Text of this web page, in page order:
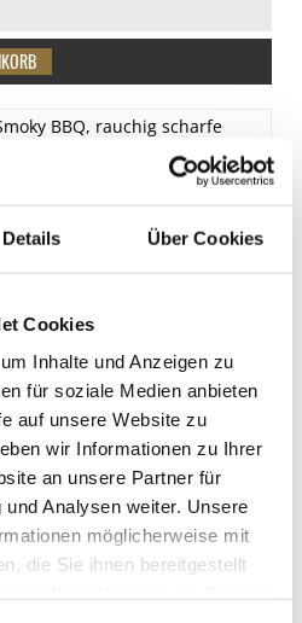
Details Über Cookies
Cookies
Inhalte und Anzeigen zu
für soziale Medien anbieten
auf unsere Website zu
wir Informationen zu Ihrer
an unsere Partner für
Analysen weiter. Unsere
möglicherweise mit
die Sie ihnen bereitgestellt
BBQ, rauchig scharfe
Argentina Style,
550 g